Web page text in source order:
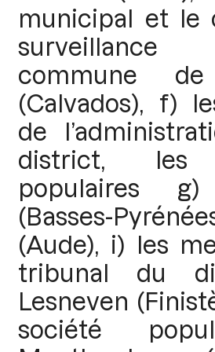
municipal et le
commune
(Calvados), f)
de
district, les
populaires g)
(Basses-
(Aude), i) les
tribunal du
Lesneven
société